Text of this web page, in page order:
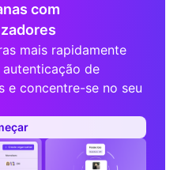
com
mais rapidamente
de
e concentre-se no seu